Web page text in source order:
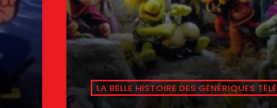
LA BELLE HISTOIRE DES GÉNÉRIQUES TÉLÉ